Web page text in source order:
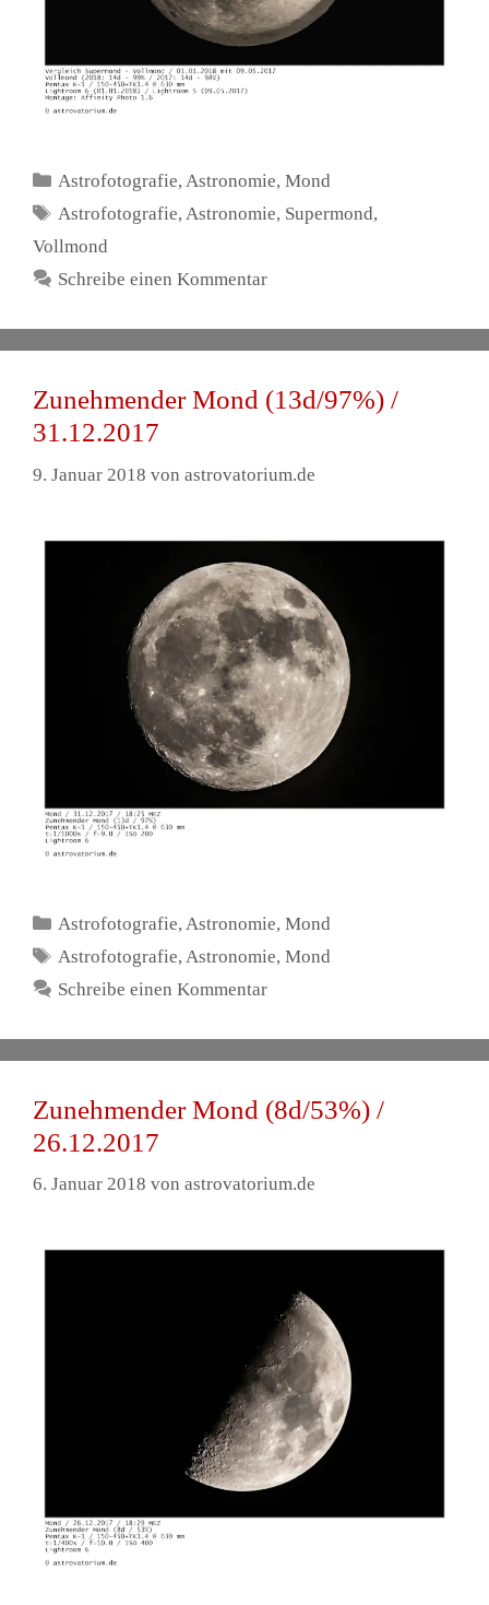
Kategorien
Astrofotografie,Astronomie,Mond
Schlagwörter
Astrofotografie,Astronomie, Supermond,
Vollmond
Schreibe einen Kommentar
Zunehmender Mond (13d/97%) /
31.12.2017
9. Januar 2018 von astrovatorium.de
Kategorien
Astrofotografie, Astronomie,Mond
Schlagwörter
Astrofotografie, Astronomie,Mond
Schreibe einen Kommentar
Zunehmender Mond (8d/53%) /
26.12.2017
6. Januar 2018 von astrovatorium.de